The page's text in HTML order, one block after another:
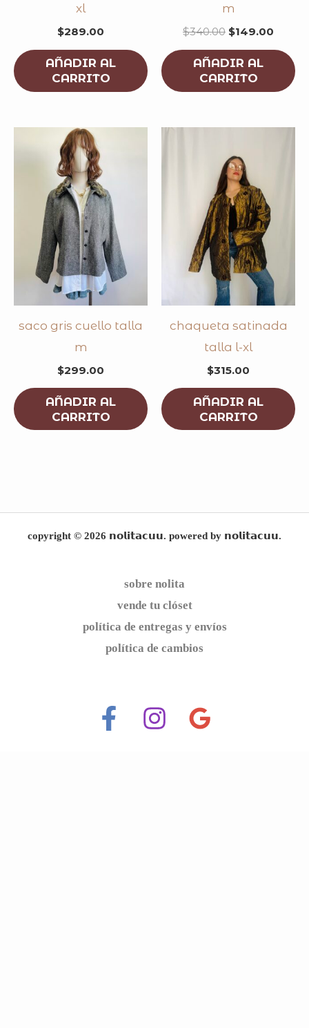
xl
$289.00
AÑADIR AL
CARRITO
m
$340.00 $149.00
AÑADIR AL
CARRITO
saco gris cuello talla
m
$299.00
AÑADIR AL
CARRITO
chaqueta satinada
talla l-xl
$315.00
AÑADIR AL
CARRITO
copyright © 2026 𝗻𝗼𝗹𝗶𝘁𝗮𝗰𝘂𝘂. powered by 𝗻𝗼𝗹𝗶𝘁𝗮𝗰𝘂𝘂.
sobre nolita
vende tu clóset
política de entregas y envíos
política de cambios